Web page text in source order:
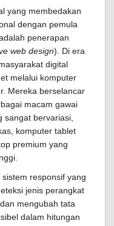
yang membedakan
dengan pemula
penerapan
web design). Di era
digital
melalui komputer
Mereka berselancar
macam gawai
sangat bervariasi,
komputer tablet
premium yang
responsif yang
jenis perangkat
mengubah tata
dalam hitungan